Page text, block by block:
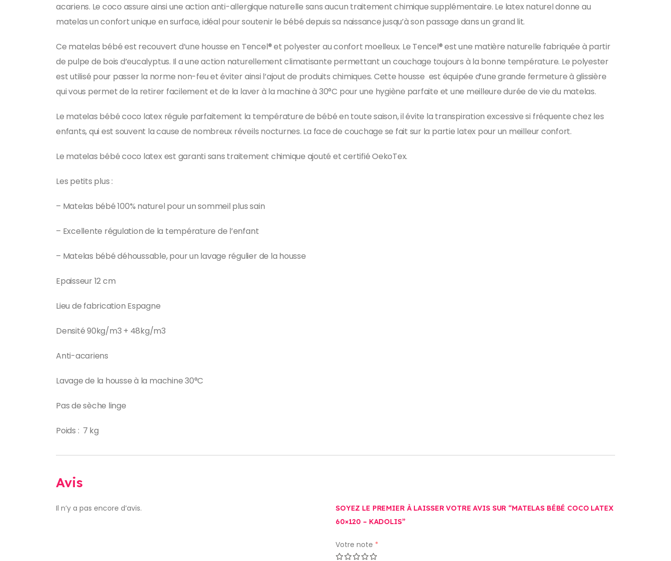
acariens. Le coco assure ainsi une action anti-allergique naturelle sans aucun traitement chimique supplémentaire. Le latex naturel donne au
matelas un confort unique en surface, idéal pour soutenir le bébé depuis sa naissance jusqu’à son passage dans un grand lit.
Ce matelas bébé est recouvert d’une housse en Tencel® et polyester au confort moelleux. Le Tencel® est une matière naturelle fabriquée à partir
de pulpe de bois d’eucalyptus. Il a une action naturellement climatisante permettant un couchage toujours à la bonne température. Le polyester
est utilisé pour passer la norme non-feu et éviter ainsi l’ajout de produits chimiques. Cette housse est équipée d’une grande fermeture à glissière
qui vous permet de la retirer facilement et de la laver à la machine à 30°C pour une hygiène parfaite et une meilleure durée de vie du matelas.
Le matelas bébé coco latex régule parfaitement la température de bébé en toute saison, il évite la transpiration excessive si fréquente chez les
enfants, qui est souvent la cause de nombreux réveils nocturnes. La face de couchage se fait sur la partie latex pour un meilleur confort.
Le matelas bébé coco latex est garanti sans traitement chimique ajouté et certifié OekoTex.
Les petits plus :
– Matelas bébé 100% naturel pour un sommeil plus sain
– Excellente régulation de la température de l’enfant
– Matelas bébé déhoussable, pour un lavage régulier de la housse
Epaisseur 12 cm
Lieu de fabrication Espagne
Densité 90kg/m3 + 48kg/m3
Anti-acariens
Lavage de la housse à la machine 30°C
Pas de sèche linge
Poids : 7 kg
Avis
Il n’y a pas encore d’avis.
SOYEZ LE PREMIER À LAISSER VOTRE AVIS SUR “MATELAS BÉBÉ COCO LATEX
60×120 – KADOLIS”
Votre note *